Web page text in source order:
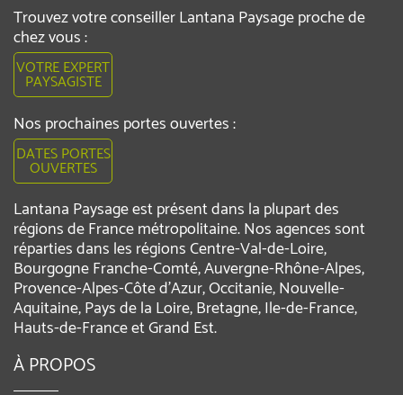
Trouvez votre conseiller Lantana Paysage proche de
chez vous :
VOTRE EXPERT
PAYSAGISTE
Nos prochaines portes ouvertes :
DATES PORTES
OUVERTES
Lantana Paysage est présent dans la plupart des
régions de France métropolitaine. Nos agences sont
réparties dans les régions Centre-Val-de-Loire,
Bourgogne Franche-Comté, Auvergne-Rhône-Alpes,
Provence-Alpes-Côte d'Azur, Occitanie, Nouvelle-
Aquitaine, Pays de la Loire, Bretagne, Ile-de-France,
Hauts-de-France et Grand Est.
À PROPOS